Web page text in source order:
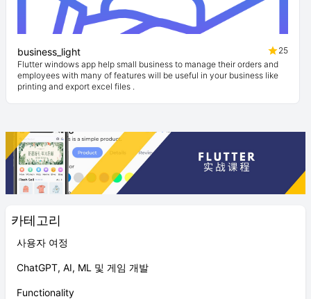
카테고리
사용자 여정
ChatGPT, AI, ML 및 게임 개발
Functionality
business_light
25
Flutter windows app help small business to manage their orders and
employees with many of features will be useful in your business like
printing and export excel files .